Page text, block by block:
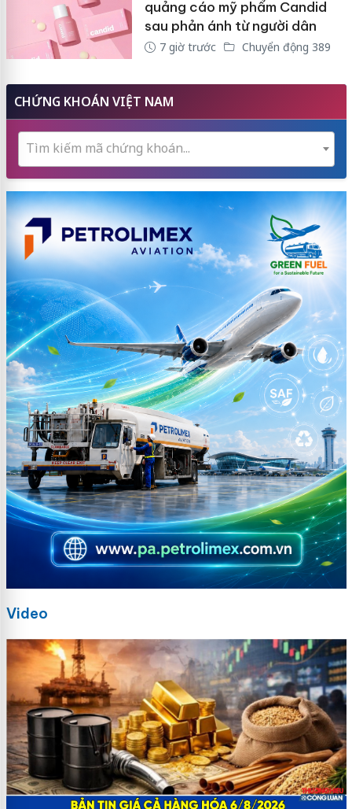
quảng cáo mỹ phẩm Candid
sau phản ánh từ người dân
7 giờ trước Chuyển động 389
CHỨNG KHOÁN VIỆT NAM
Tìm kiếm mã chứng khoán...
Video